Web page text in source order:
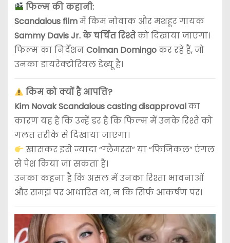
फिल्म की कहानी:
Scandalous filmमें किम नोवाक और मशहूर गायक
Sammy Davis Jr. के चर्चित रिश्तेको दिखाया जाएगा।
फिल्म का निर्देशनColman Domingoकर रहे हैं, जो
उनका डायरेक्टोरियल डेब्यू है।
किम को क्यों है आपत्ति?
Kim Novak Scandalous casting disapprovalका
कारण यह है कि उन्हें डर है कि फिल्म में उनके रिश्ते को
गलत तरीके से दिखाया जाएगा।
खासकर इसे ज्यादा “ग्लैमरस” या “फिजिकल” एंगल
से पेश किया जा सकता है।
उनका कहना है कि असल में उनका रिश्ता भावनाओं
और समझ पर आधारित था, न कि सिर्फ आकर्षण पर।